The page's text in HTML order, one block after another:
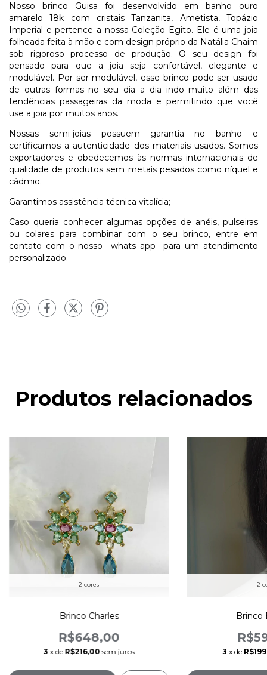
Nosso brinco Guisa foi desenvolvido em banho ouro
amarelo 18k com cristais Tanzanita, Ametista, Topázio
Imperial e pertence a nossa Coleção Egito. Ele é uma joia
folheada feita à mão e com design próprio da Natália Chaim
sob rigoroso processo de produção. O seu design foi
pensado para que a joia seja confortável, elegante e
modulável. Por ser modulável, esse brinco pode ser usado
de outras formas no seu dia a dia indo muito além das
tendências passageiras da moda e permitindo que você
use a joia por muitos anos.
Nossas semi-joias possuem garantia no banho e
certificamos a autenticidade dos materiais usados. Somos
exportadores e obedecemos às normas internacionais de
qualidade de produtos sem metais pesados como níquel e
cádmio.
Garantimos assistência técnica vitalícia;
Caso queria conhecer algumas opções de anéis, pulseiras
ou colares para combinar com o seu brinco, entre em
contato com o nosso whats app para um atendimento
personalizado.
Produtos relacionados
2 cores
Brinco Charles
R$648,00
3 x de R$216,00 sem juros
2
Brinco
3 x de